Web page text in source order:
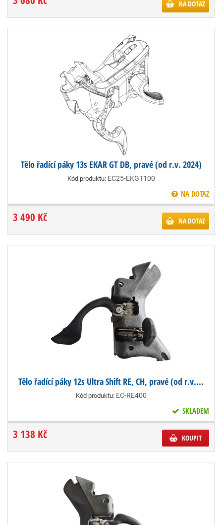
NA DOTAZ
Tělo řadící páky 13s EKAR GT DB, pravé (od r.v. 2024)
Kód produktu: EC25-EKGT100
NA DOTAZ
3 490 Kč NA DOTAZ
Tělo řadící páky 12s Ultra Shift RE, CH, pravé (od r.v....
Kód produktu: EC-RE400
SKLADEM
3 138 Kč KOUPIT